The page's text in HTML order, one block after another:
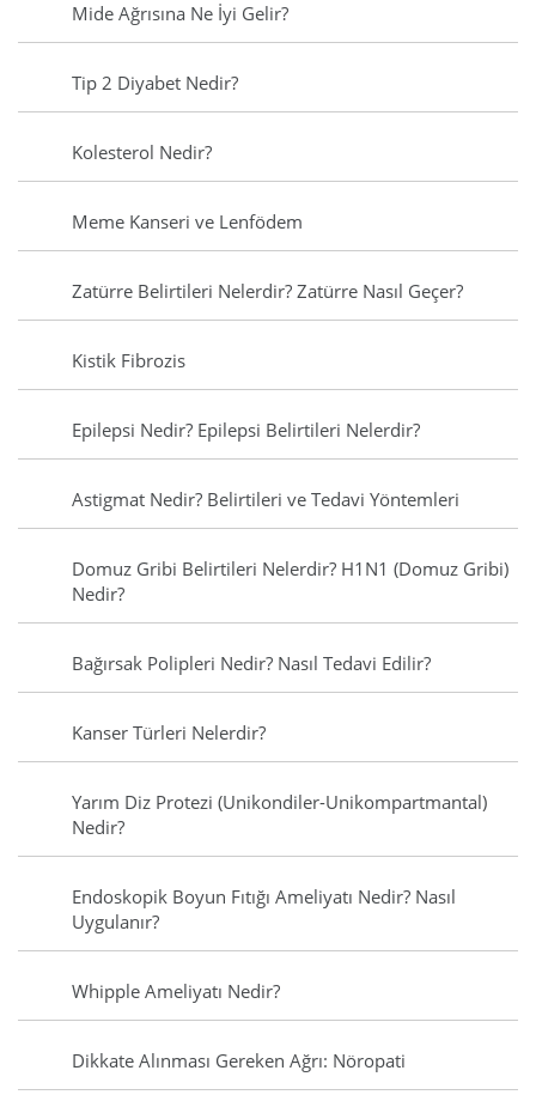
Mide Ağrısına Ne İyi Gelir?
Tip 2 Diyabet Nedir?
Kolesterol Nedir?
Meme Kanseri ve Lenfödem
Zatürre Belirtileri Nelerdir? Zatürre Nasıl Geçer?
Kistik Fibrozis
Epilepsi Nedir? Epilepsi Belirtileri Nelerdir?
Astigmat Nedir? Belirtileri ve Tedavi Yöntemleri
Domuz Gribi Belirtileri Nelerdir? H1N1 (Domuz Gribi)
Nedir?
Bağırsak Polipleri Nedir? Nasıl Tedavi Edilir?
Kanser Türleri Nelerdir?
Yarım Diz Protezi (Unikondiler-Unikompartmantal)
Nedir?
Endoskopik Boyun Fıtığı Ameliyatı Nedir? Nasıl
Uygulanır?
Whipple Ameliyatı Nedir?
Dikkate Alınması Gereken Ağrı: Nöropati